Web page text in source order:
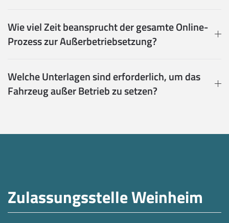
Wie viel Zeit beansprucht der gesamte Online-
Prozess zur Außerbetriebsetzung?
Welche Unterlagen sind erforderlich, um das
Fahrzeug außer Betrieb zu setzen?
Zulassungsstelle Weinheim